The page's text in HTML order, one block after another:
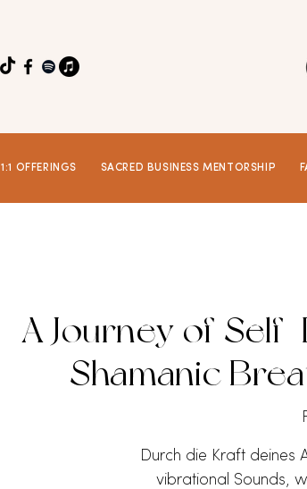
1:1 OFFERINGS SACRED BUSINESS MENTORSHIP
A Journey of
Shamanic
Durch die Kraft deines
vibrational Sounds,